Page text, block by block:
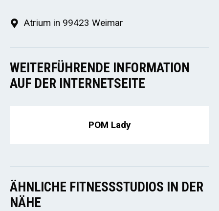
Atrium in 99423 Weimar
WEITERFÜHRENDE INFORMATION
AUF DER INTERNETSEITE
POM Lady
ÄHNLICHE FITNESSSTUDIOS IN DER
NÄHE